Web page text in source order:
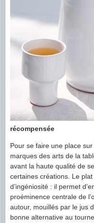
récompensée
Pour se faire une place
marques des arts de la
avant la haute qualité de
certaines créations. Le
d’ingéniosité : il permet
proéminence centrale de
autour, mouillés par le jus
bonne alternative au